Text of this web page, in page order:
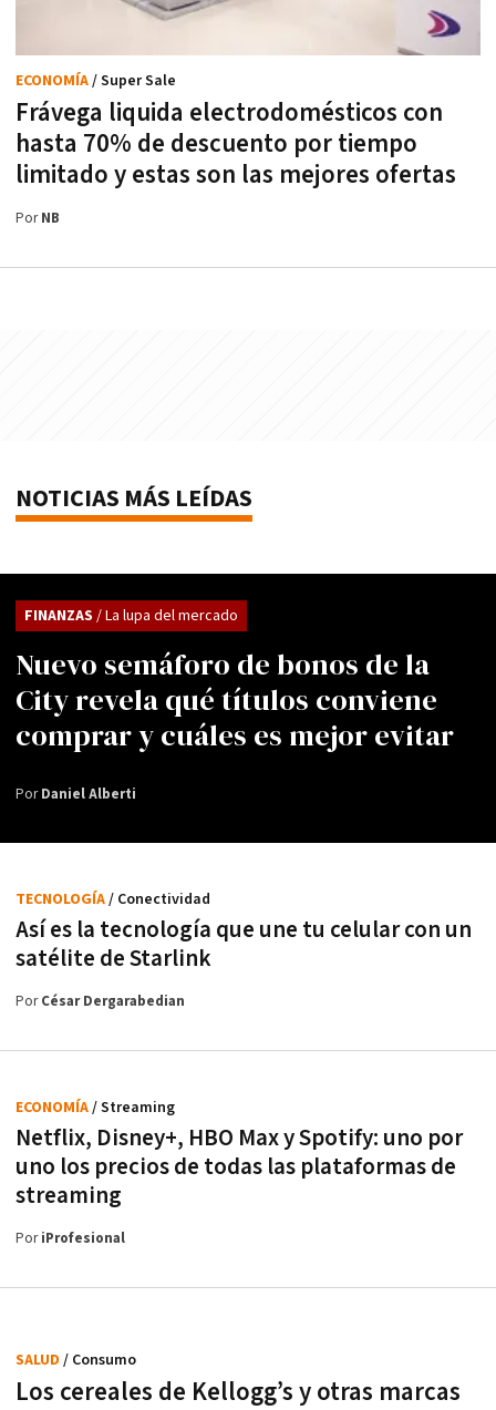
Frávega liquida electrodomésticos con
hasta 70% de descuento por tiempo
limitado y estas son las mejores ofertas
ECONOMÍA/ Super Sale
PorNB
NOTICIAS MÁS LEÍDAS
Nuevo semáforo de bonos de la
City revela qué títulos conviene
comprar y cuáles es mejor evitar
FINANZAS / La lupa del mercado
PorDaniel Alberti
Así es la tecnología que une tu celular con un
satélite de Starlink
TECNOLOGÍA/ Conectividad
PorCésar Dergarabedian
Netflix, Disney+, HBO Max y Spotify: uno por
uno los precios de todas las plataformas de
streaming
ECONOMÍA/ Streaming
PoriProfesional
Los cereales de Kellogg’s y otras marcas
SALUD / Consumo